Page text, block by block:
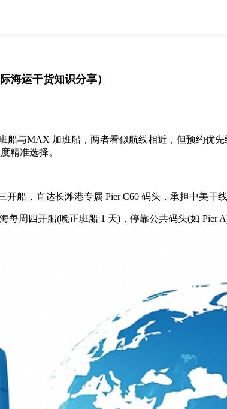
海运干货知识分享）
MAX 加班船，两者看似航线相近，但预约优先
精准选择。
，直达长滩港专属 Pier C60 码头，承担中美干
四开船(晚正班船 1 天)，停靠公共码头(如 Pier